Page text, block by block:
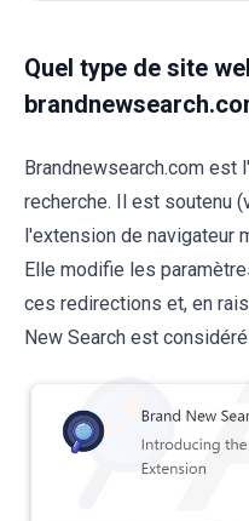
Quel type de site
Brandnewsearch.com est
recherche. Il est soutenu
l'extension de navigateur
Elle modifie les
ces redirections et, en
New Search est